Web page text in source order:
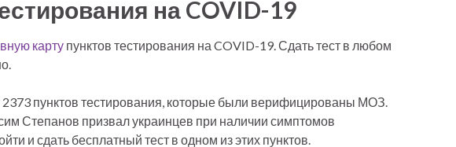
на COVID-19
карту пунктов тестирования на COVID-19. Сдать тест в любом
2373 пунктов тестирования, которые были верифицированы МОЗ.
Степанов призвал украинцев при наличии симптомов
и сдать бесплатный тест в одном из этих пунктов.